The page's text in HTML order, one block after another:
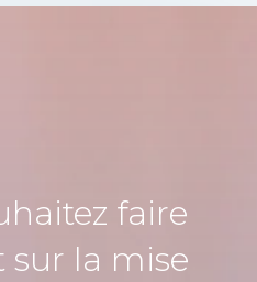
faire
sur la mise